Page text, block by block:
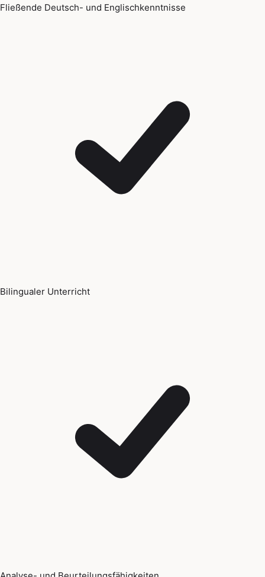
Fließende Deutsch- und Englischkenntnisse
Bilingualer Unterricht